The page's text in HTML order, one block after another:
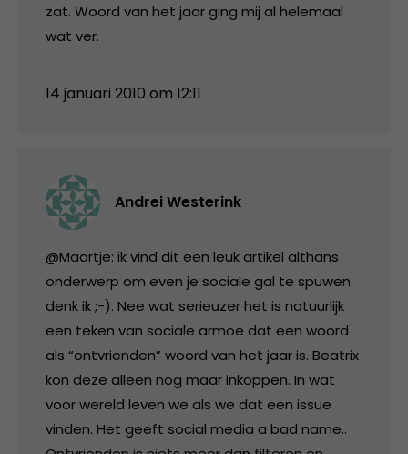
zat. Woord van het jaar ging mij al helemaal
wat ver.
14 januari 2010 om 12:11
Andrei Westerink
@Maartje: ik vind dit een leuk artikel althans
onderwerp om even je sociale gal te spuwen
denk ik ;-). Nee wat serieuzer het is natuurlijk
een teken van sociale armoe dat een woord
als “ontvrienden” woord van het jaar is. Beatrix
kon deze alleen nog maar inkoppen. In wat
voor wereld leven we als we dat een issue
vinden. Het geeft social media a bad name..